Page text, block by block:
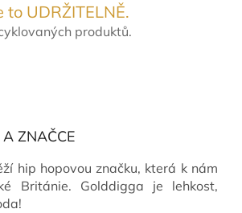
to UDRŽITELNĚ.
produktů.
ZNAČCE
hip hopovou značku, která k nám
Británie. Golddigga je lehkost,